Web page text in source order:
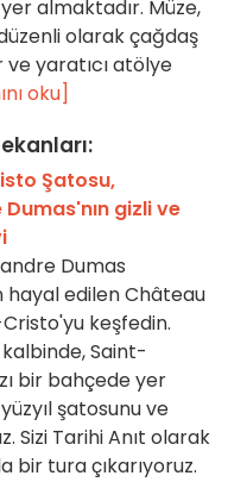
almaktadır. Müze,
olarak çağdaş
ve yaratıcı atölye
oku]
Şatosu,
gizli ve
Dumas
hayal edilen Château
keşfedin.
Saint-
bir bahçede yer
şatosunu ve
Sizi Tarihi Anıt olarak
bir tura çıkarıyoruz.